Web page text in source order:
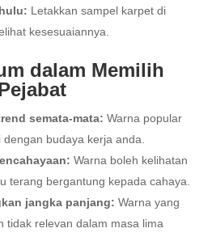
Letakkan sampel karpet di
kesesuaiannya.
dalam Memilih
semata-mata: Warna popular
budaya kerja anda.
Warna boleh kelihatan
terang bergantung kepada cahaya.
jangka panjang: Warna yang
tidak relevan dalam masa lima